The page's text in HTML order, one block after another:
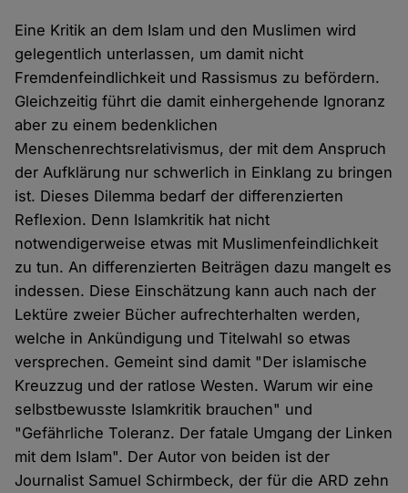
Eine Kritik an dem Islam und den Muslimen wird
gelegentlich unterlassen, um damit nicht
Fremdenfeindlichkeit und Rassismus zu befördern.
Gleichzeitig führt die damit einhergehende Ignoranz
aber zu einem bedenklichen
Menschenrechtsrelativismus, der mit dem Anspruch
der Aufklärung nur schwerlich in Einklang zu bringen
ist. Dieses Dilemma bedarf der differenzierten
Reflexion. Denn Islamkritik hat nicht
notwendigerweise etwas mit Muslimenfeindlichkeit
zu tun. An differenzierten Beiträgen dazu mangelt es
indessen. Diese Einschätzung kann auch nach der
Lektüre zweier Bücher aufrechterhalten werden,
welche in Ankündigung und Titelwahl so etwas
versprechen. Gemeint sind damit "Der islamische
Kreuzzug und der ratlose Westen. Warum wir eine
selbstbewusste Islamkritik brauchen" und
"Gefährliche Toleranz. Der fatale Umgang der Linken
mit dem Islam". Der Autor von beiden ist der
Journalist Samuel Schirmbeck, der für die ARD zehn